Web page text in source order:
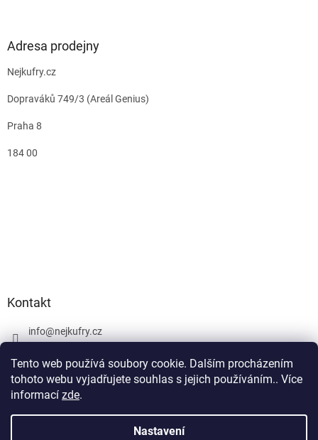
Tento web používá soubory cookie. Dalším procházením
tohoto webu vyjadřujete souhlas s jejich používáním.. Více
informací zde.
Nastavení
Adresa prodejny
Nejkufry.cz
Dopraváků 749/3 (Areál Genius)
Praha 8
184 00
Kontakt
info@nejkufry.cz
Facebook
Vytvořil Shoptet Premium